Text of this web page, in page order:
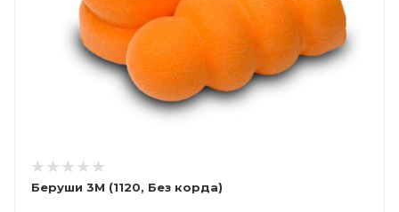
Беруши 3М (1120, Без корда)